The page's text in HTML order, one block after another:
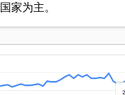
家为主。